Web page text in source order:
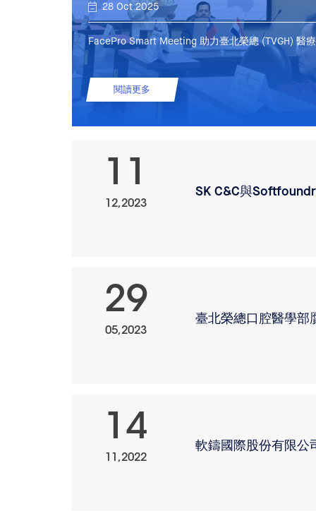
28 Oct 2025
FacePro Smart Meeting 助力臺北榮總 (TVGH) 醫
閱讀更多
11
12,2023
SK C&C與
29
05,2023
臺北榮總口腔醫學部
14
11,2022
軟鑄國際股份有限公